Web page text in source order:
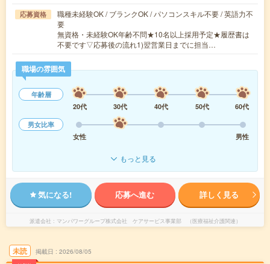
応募資格
職種未経験OK / ブランクOK / パソコンスキル不要 / 英語力不
要
無資格・未経験OK年齢不問★10名以上採用予定★履歴書は
不要です▽応募後の流れ1)翌営業日までに担当…
職場の雰囲気
年齢層
20代
30代 40代 50代
60代
男女比率
女性
男性
もっと見る
気になる! 応募へ進む 詳しく見る
派遣会社 マンパワーグループ株式会社 ケアサービス事業部 （医療福祉介護関連）
未読 掲載日 2026/08/05